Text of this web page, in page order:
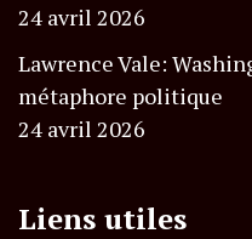
24 avril 2026
Lawrence Vale:
métaphore politique
24 avril 2026
Liens utiles